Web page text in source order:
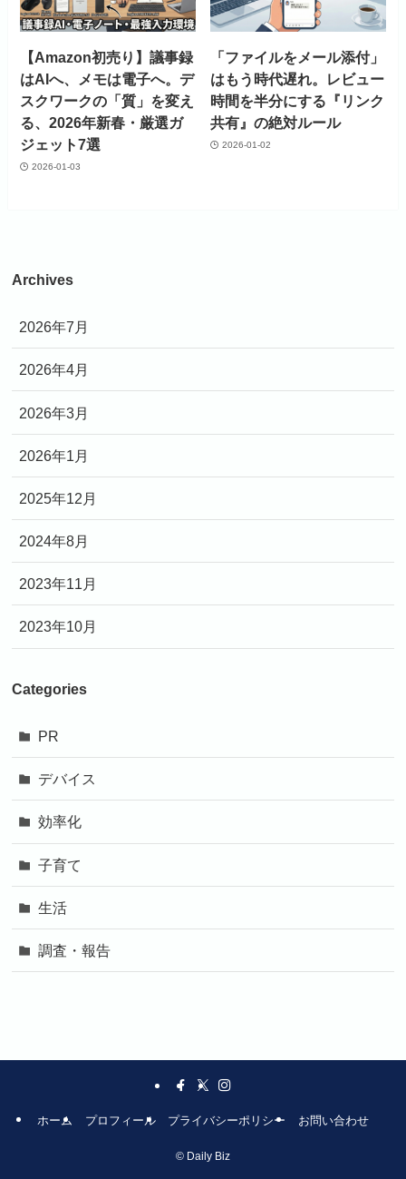
【Amazon初売り】議事録
はAIへ、メモは電子へ。デ
スクワークの「質」を変え
る、2026年新春・厳選ガ
ジェット7選
2026-01-03
「ファイルをメール添付」
はもう時代遅れ。レビュー
時間を半分にする『リンク
共有』の絶対ルール
2026-01-02
Archives
2026年7月
2026年4月
2026年3月
2026年1月
2025年12月
2024年8月
2023年11月
2023年10月
Categories
PR
デバイス
効率化
子育て
生活
調査・報告
ホーム プロフィール プライバシーポリシー お問い合わせ
© Daily Biz